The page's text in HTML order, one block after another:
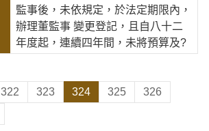
監事後，未依規定，於法定期限內，
辦理董監事 變更登記，且自八十二
年度起，連續四年間，未將預算及?
322 323 324 325
326